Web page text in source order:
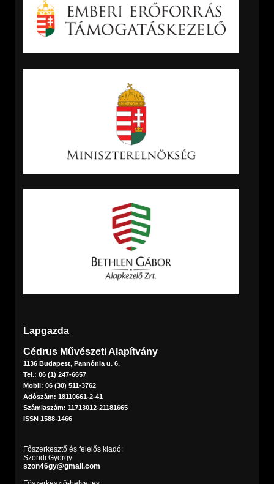
Lapgazda
Cédrus Művészeti Alapítvány
1136 Budapest, Pannónia u. 6.
Tel.: 06 (1) 247-6657
Mobil: 06 (30) 511-3762
Adószám: 18110661-2-41
Számlaszám: 11713012-21181665
ISSN 1588-1466
Főszerkesztő és felelős kiadó:
Szondi György
szon46gy@gmail.com